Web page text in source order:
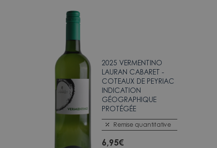
2025 VERMENTINO
LAURAN CABARET -
COTEAUX DE PEYRIAC
INDICATION
GÉOGRAPHIQUE
PROTÉGÉE
Remise quantitative
6,95€